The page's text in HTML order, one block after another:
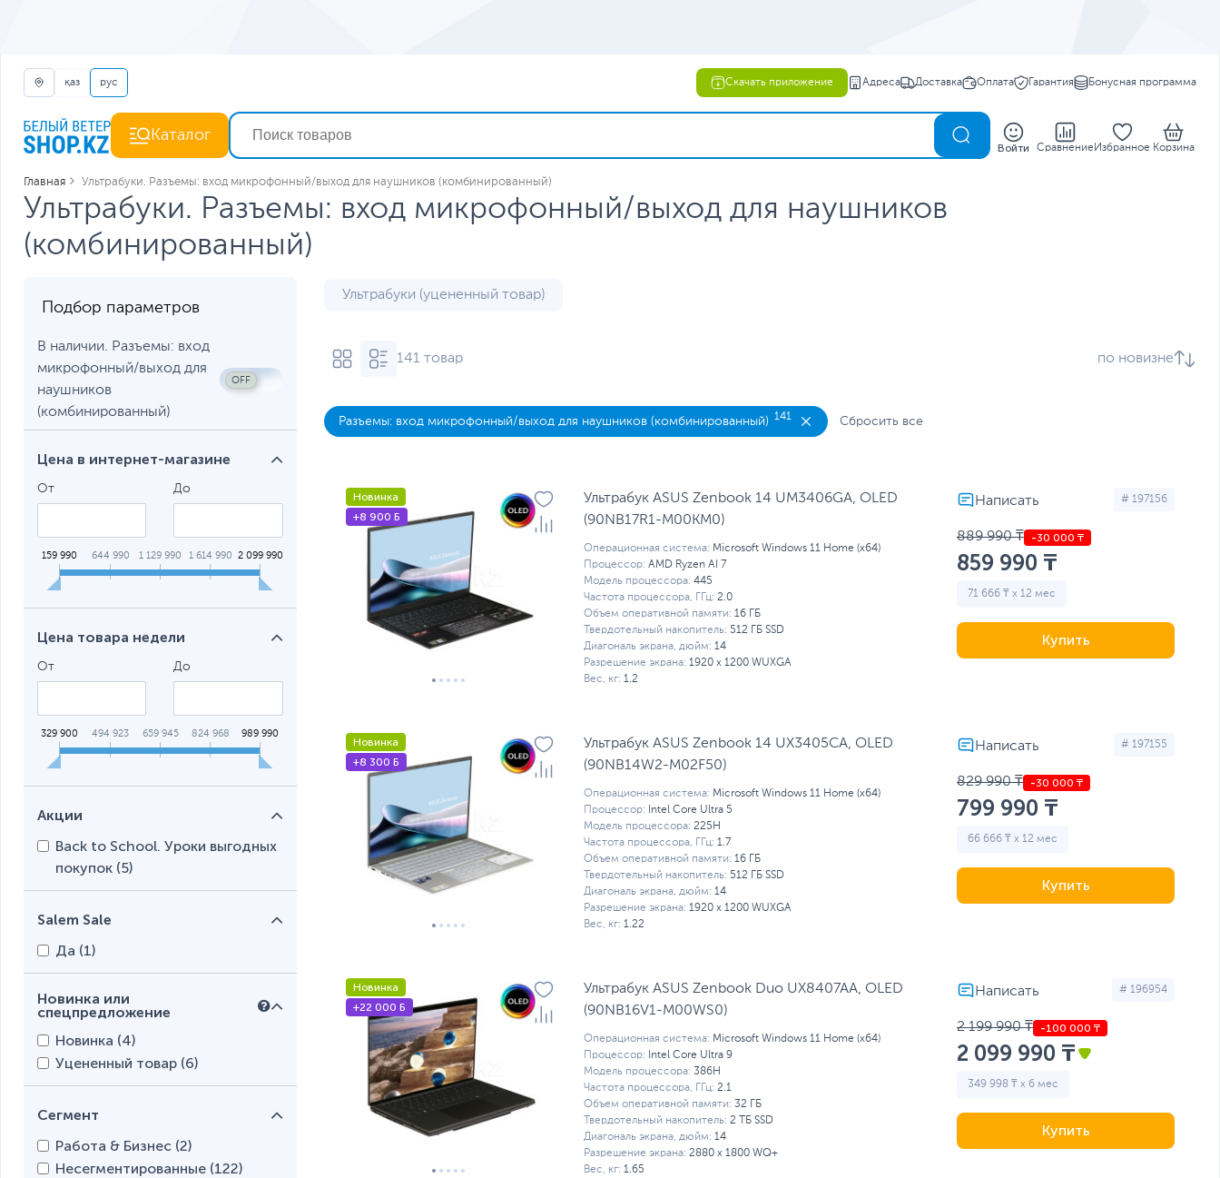
қаз рус Скачать приложение Адреса Доставка Оплата Гарантия Бонусная программа
Каталог
Войти Сравнение Избранное Корзина
Главная Ультрабуки. Разъемы: вход микрофонный/выход для наушников (комбинированный)
Ультрабуки. Разъемы: вход микрофонный/выход для наушников
(комбинированный)
Подбор параметров
В наличии. Разъемы: вход
микрофонный/выход для
наушников
(комбинированный)
Цена в интернет-магазине
От До
159 990 644 990 1 129 990 1 614 990 2 099 990
Цена товара недели
От До
329 900 494 923 659 945 824 968 989 990
Акции
Back to School. Уроки выгодных
покупок (5)
Salem Sale
Да (1)
Новинка или
спецпредложение
Новинка (4)
Уцененный товар (6)
Сегмент
Работа & Бизнес (2)
Несегментированные (122)
Ультрабуки (уцененный товар)
141 товар по новизне
Разъемы: вход микрофонный/выход для наушников (комбинированный) 141 Сбросить все
Новинка
+8 900 Б
Ультрабук ASUS Zenbook 14 UM3406GA, OLED
(90NB17R1-M00KM0)
Операционная система: Microsoft Windows 11 Home (x64)
Процессор: AMD Ryzen AI 7
Модель процессора: 445
Частота процессора, ГГц: 2.0
Объем оперативной памяти: 16 ГБ
Твердотельный накопитель: 512 ГБ SSD
Диагональ экрана, дюйм: 14
Разрешение экрана: 1920 x 1200 WUXGA
Вес, кг: 1.2
# 197156
889 990 ₸
859 990 ₸
71 666 ₸ x 12 мес
Купить
Новинка
+8 300 Б
Ультрабук ASUS Zenbook 14 UX3405CA, OLED
(90NB14W2-M02F50)
Операционная система: Microsoft Windows 11 Home (x64)
Процессор:
Intel Core Ultra 5
Модель процессора: 225H
Частота процессора, ГГц: 1.7
Объем оперативной памяти: 16 ГБ
Твердотельный накопитель: 512 ГБ SSD
Диагональ экрана, дюйм: 14
Разрешение экрана: 1920 x 1200 WUXGA
Вес, кг: 1.22
# 197155
829 990 ₸
799 990 ₸
66 666 ₸ x 12 мес
Купить
Новинка
+22 000 Б
Ультрабук ASUS Zenbook Duo UX8407AA, OLED
(90NB16V1-M00WS0)
Операционная система: Microsoft Windows 11 Home (x64)
Процессор:
Intel Core Ultra 9
Модель процессора: 386H
Частота процессора, ГГц: 2.1
Объем оперативной памяти: 32 ГБ
Твердотельный накопитель: 2 ТБ SSD
Диагональ экрана, дюйм: 14
Разрешение экрана: 2880 x 1800 WQ+
Вес, кг: 1.65
# 196954
2 199 990 ₸
2 099 990 ₸
349 998 ₸ x 6 мес
Купить